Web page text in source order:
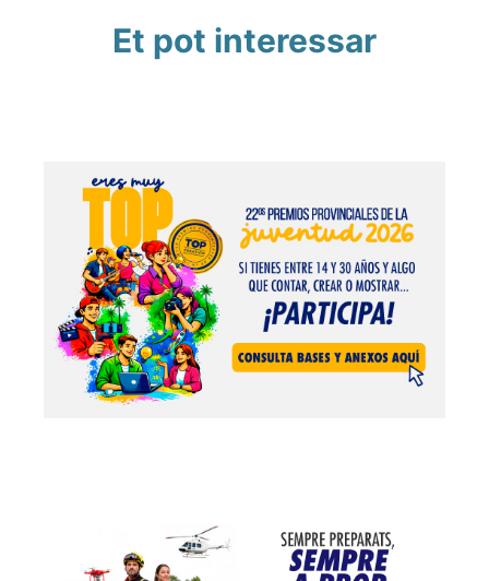
Et pot interessar